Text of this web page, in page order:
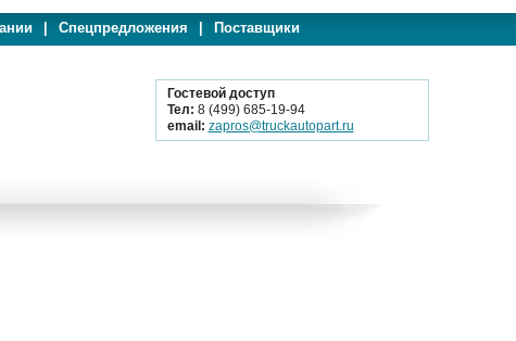
Спецпредложения Поставщики
Гостевой доступ
Тел: 8 (499) 685-19-94
email: zapros@truckautopart.ru